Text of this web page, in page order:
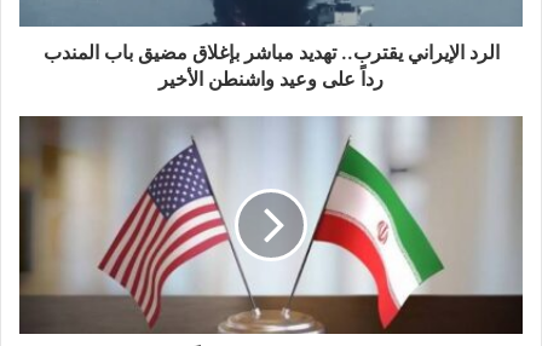
الرد الإيراني يقترب.. تهديد مباشر بإغلاق مضيق باب المندب
رداً على وعيد واشنطن الأخير